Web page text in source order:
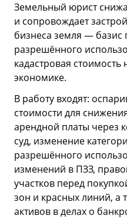
Земельный юрист
и сопровождает
бизнеса земля — базис
разрешённого
кадастровая
экономике.
В работу входят:
стоимости для
арендной платы через
суд, изменение
разрешённого
изменений в ПЗЗ,
участков перед
зон и красных линий, а
активов в делах о